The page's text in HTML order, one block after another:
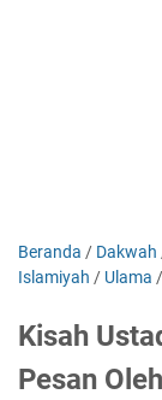
Beranda / Dakwah
Islamiyah / Ulama /
Kisah
Pesan